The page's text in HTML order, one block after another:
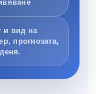
и вид на
прогнозата,